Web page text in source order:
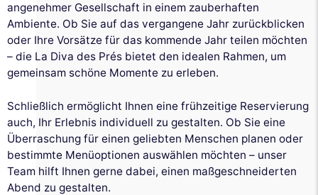
angenehmer Gesellschaft in einem zauberhaften
Ambiente. Ob Sie auf das vergangene Jahr zurückblicken
oder Ihre Vorsätze für das kommende Jahr teilen möchten
– die La Diva des Prés bietet den idealen Rahmen, um
gemeinsam schöne Momente zu erleben.
Schließlich ermöglicht Ihnen eine frühzeitige Reservierung
auch, Ihr Erlebnis individuell zu gestalten. Ob Sie eine
Überraschung für einen geliebten Menschen planen oder
bestimmte Menüoptionen auswählen möchten – unser
Team hilft Ihnen gerne dabei, einen maßgeschneiderten
Abend zu gestalten.